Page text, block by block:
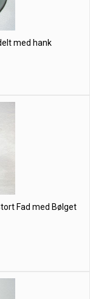
med hank
Fad med Bølget